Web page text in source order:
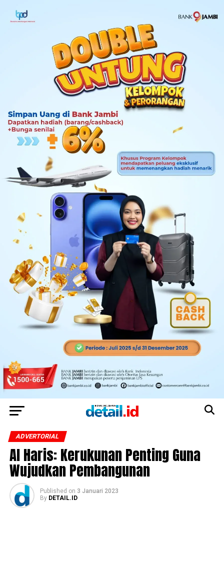
ADVERTORIAL
Al Haris: Kerukunan Penting Guna
Wujudkan Pembangunan
Published on 3 Januari 2023
By DETAIL.ID